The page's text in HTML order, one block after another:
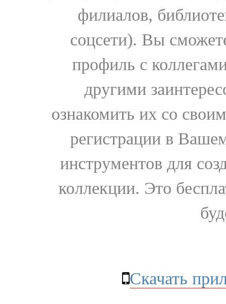
филиалов,
соцсети). Вы
профиль с
другими
ознакомить их со
регистрации в
инструментов для
коллекции. Это
Скачать